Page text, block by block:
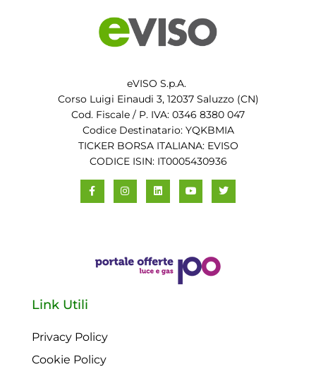
eVISO S.p.A.
Corso Luigi Einaudi 3, 12037 Saluzzo (CN)
Cod. Fiscale / P. IVA: 0346 8380 047
Codice Destinatario: YQKBMIA
TICKER BORSA ITALIANA: EVISO
CODICE ISIN: IT0005430936
Link Utili
Privacy Policy
Cookie Policy